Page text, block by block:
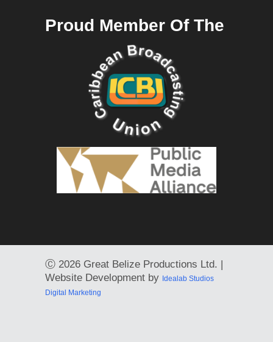
Proud Member Of The
Ⓒ 2026 Great Belize Productions Ltd. |
Website Development by Idealab Studios
Digital Marketing